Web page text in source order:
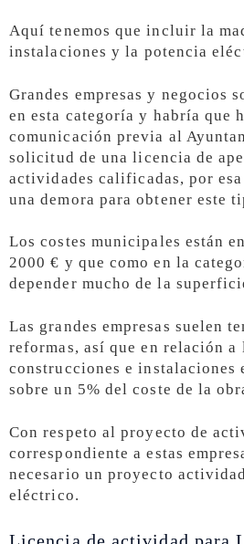
Aquí tenemos que incluir la
instalaciones y la potencia
Grandes empresas y negocios
en esta categoría y habría que
comunicación previa al
solicitud de una licencia de
actividades calificadas, por
una demora para obtener este
Los costes municipales están
2000 € y que como en la
depender mucho de la
Las grandes empresas suelen
reformas, así que en relación a
construcciones e instalaciones
sobre un 5% del coste de la
Con respeto al proyecto de
correspondiente a estas
necesario un proyecto
eléctrico.